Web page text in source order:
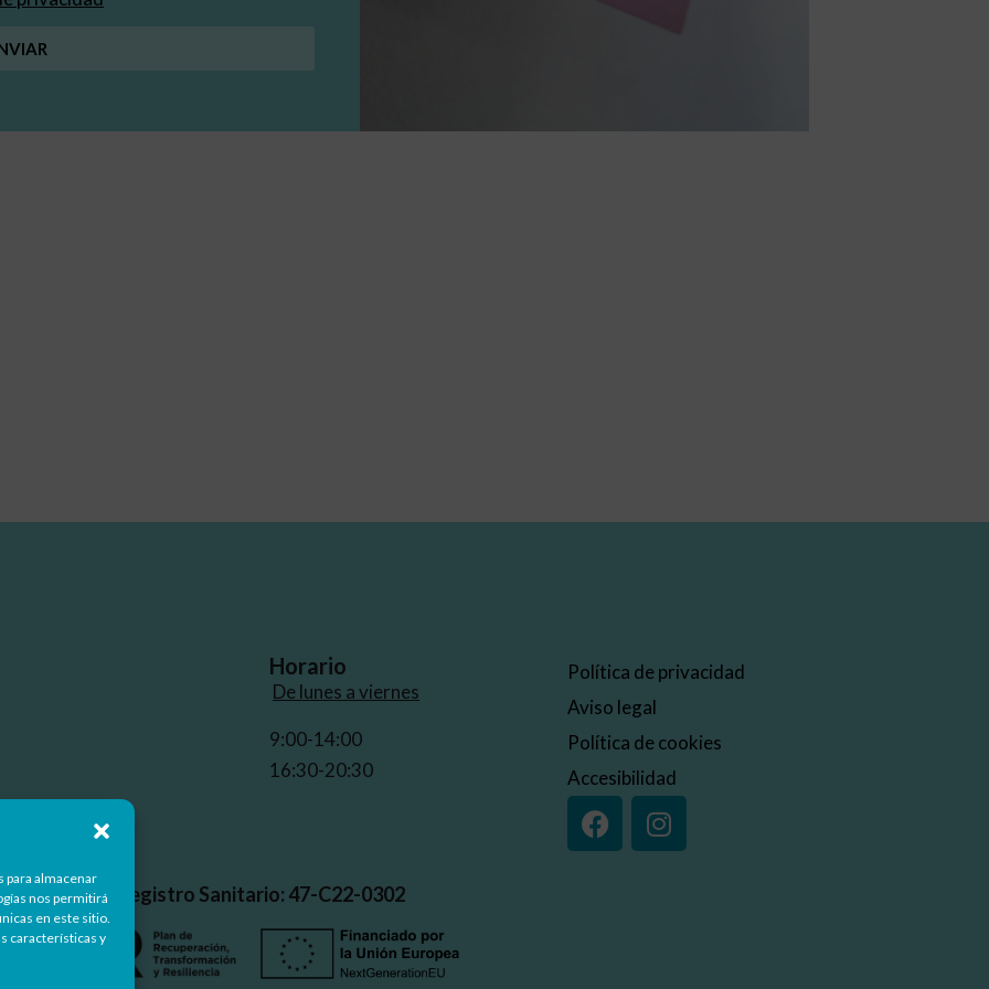
para almacenar
nos permitirá
en este sitio.
características y
Horario
De lunes a viernes
9:00-14:00
16:30-20:30
Política de privacidad
Aviso legal
Política de cookies
Accesibilidad
Nº Registro Sanitario: 47-C22-0302